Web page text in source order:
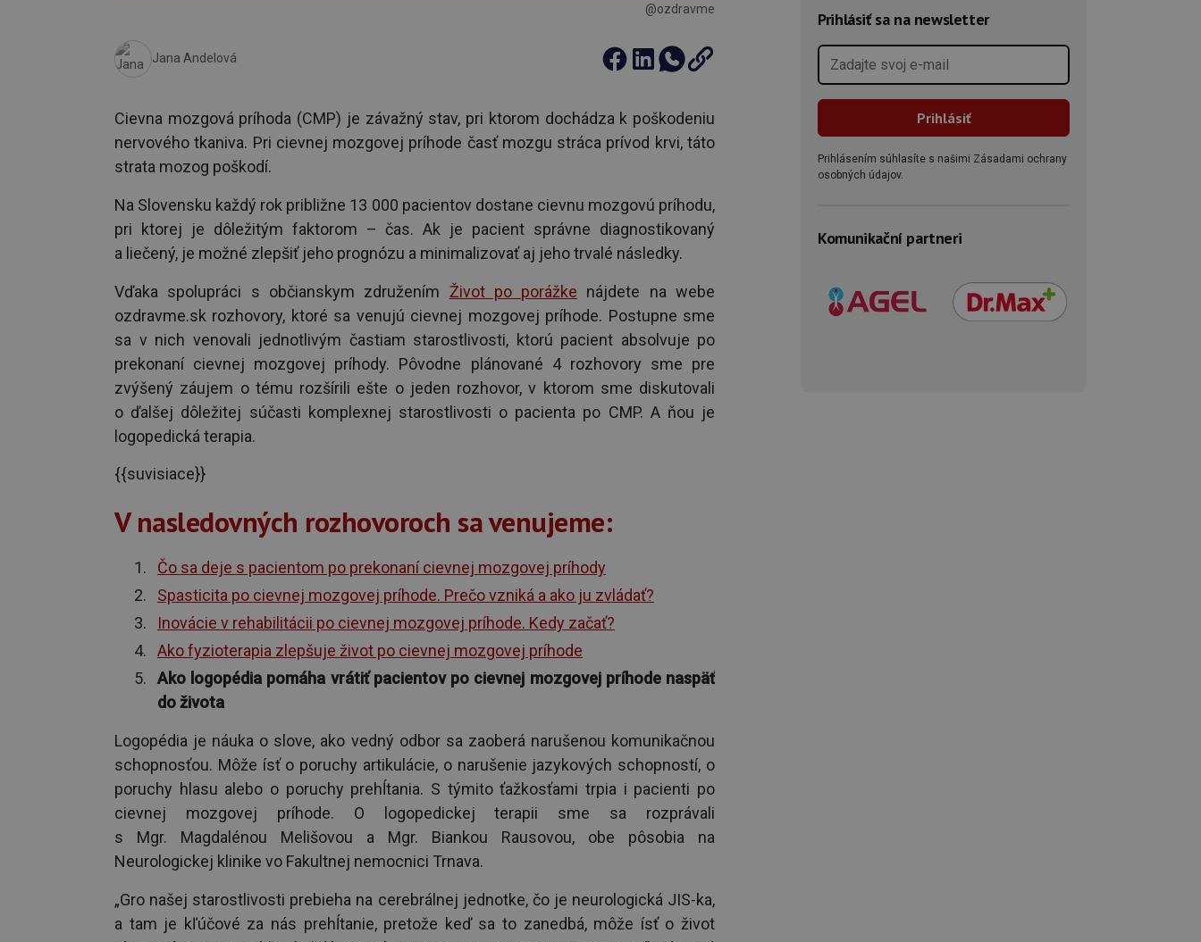
@ozdravme
Jana Andelová
Cievna mozgová príhoda (CMP) je závažný stav, pri ktorom dochádza k poškodeniu
nervového tkaniva. Pri cievnej mozgovej príhode časť mozgu stráca prívod krvi, táto
strata mozog poškodí.
Na Slovensku každý rok približne 13 000 pacientov dostane cievnu mozgovú príhodu,
pri ktorej je dôležitým faktorom – čas. Ak je pacient správne diagnostikovaný
a liečený, je možné zlepšiť jeho prognózu a minimalizovať aj jeho trvalé následky.
Vďaka spolupráci s občianskym združením Život po porážke nájdete na webe
ozdravme.sk rozhovory, ktoré sa venujú cievnej mozgovej príhode. Postupne sme
sa v nich venovali jednotlivým častiam starostlivosti, ktorú pacient absolvuje po
prekonaní cievnej mozgovej príhody. Pôvodne plánované 4 rozhovory sme pre
zvýšený záujem o tému rozšírili ešte o jeden rozhovor, v ktorom sme diskutovali
o ďalšej dôležitej súčasti komplexnej starostlivosti o pacienta po CMP. A ňou je
logopedická terapia.
{{suvisiace}}
V nasledovných rozhovoroch sa venujeme:
Čo sa deje s pacientom po prekonaní cievnej mozgovej príhody
Spasticita po cievnej mozgovej príhode. Prečo vzniká a ako ju zvládať?
Inovácie v rehabilitácii po cievnej mozgovej príhode. Kedy začať?
Ako fyzioterapia zlepšuje život po cievnej mozgovej príhode
Ako logopédia pomáha vrátiť pacientov po cievnej mozgovej príhode naspäť
do života
Logopédia je náuka o slove, ako vedný odbor sa zaoberá narušenou komunikačnou
schopnosťou. Môže ísť o poruchy artikulácie, o narušenie jazykových schopností, o
poruchy hlasu alebo o poruchy prehĺtania. S týmito ťažkosťami trpia i pacienti po
cievnej mozgovej príhode. O logopedickej terapii sme sa rozprávali
s Mgr. Magdalénou Melišovou a Mgr. Biankou Rausovou, obe pôsobia na
Neurologickej klinike vo Fakultnej nemocnici Trnava.
„Gro našej starostlivosti prebieha na cerebrálnej jednotke, čo je neurologická JIS-ka,
a tam je kľúčové za nás prehĺtanie, pretože keď sa to zanedbá, môže ísť o život
Prihlásiť sa na newsletter
Prihlásením súhlasíte s našimi Zásadami ochrany
osobných údajov.
Komunikační partneri